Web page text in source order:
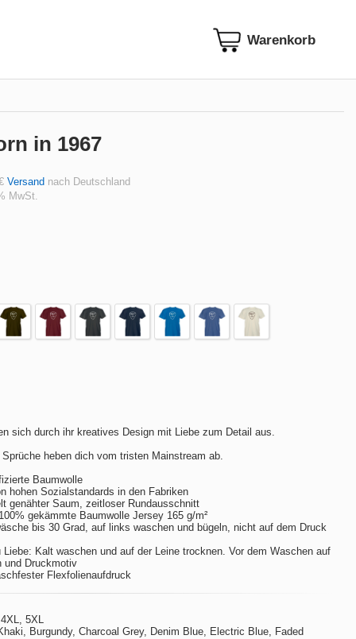
in 1967
Versand nach Deutschland
MwSt.
sich durch ihr kreatives Design mit Liebe zum Detail aus.
heben dich vom tristen Mainstream ab.
Baumwolle
hohen Sozialstandards in den Fabriken
genähter Saum, zeitloser Rundausschnitt
gekämmte Baumwolle Jersey 165 g/m²
bis 30 Grad, auf links waschen und bügeln, nicht auf dem Druck
Kalt waschen und auf der Leine trocknen. Vor dem Waschen auf
und Druckmotiv
Flexfolienaufdruck
5XL
Burgundy, Charcoal Grey, Denim Blue, Electric Blue, Faded